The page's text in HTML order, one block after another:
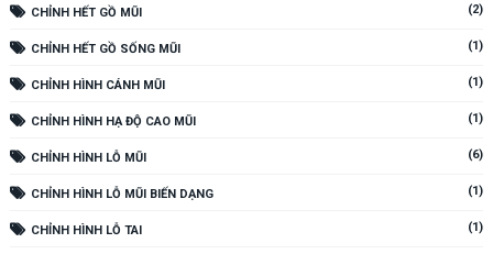
CHỈNH HẾT GỒ MŨI (2)
CHỈNH HẾT GỒ SỐNG MŨI (1)
CHỈNH HÌNH CÁNH MŨI (1)
CHỈNH HÌNH HẠ ĐỘ CAO MŨI (1)
CHỈNH HÌNH LỖ MŨI (6)
CHỈNH HÌNH LỖ MŨI BIẾN DẠNG (1)
CHỈNH HÌNH LỖ TAI (1)